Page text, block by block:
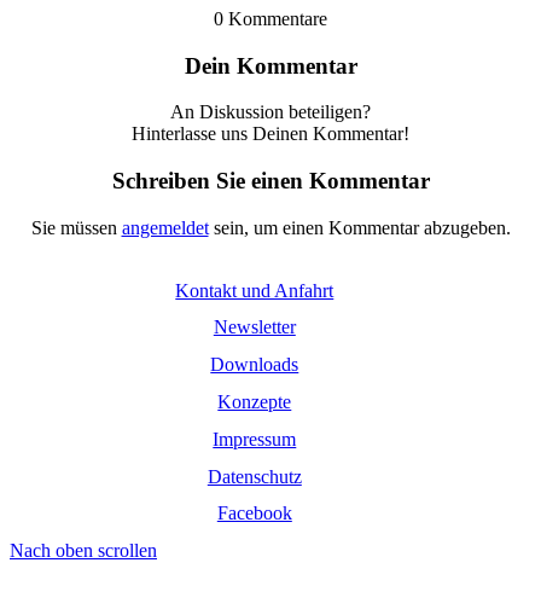
0 Kommentare
Dein Kommentar
An Diskussion beteiligen?
Hinterlasse uns Deinen Kommentar!
Schreiben Sie einen Kommentar
Sie müssen angemeldetsein, um einen Kommentar abzugeben.
Kontakt und Anfahrt
Newsletter
Downloads
Konzepte
Impressum
Datenschutz
Facebook
Nach oben scrollen